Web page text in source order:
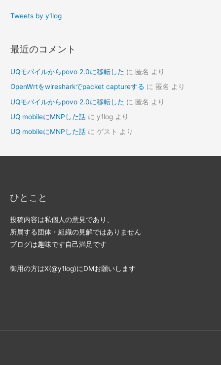
Tweets by y1log
最近のコメント
UQモバイルからpovo 2.0に移転した に 匿名 より
OpenWrtをwiresharkでpacket captureする に 匿名 より
UQモバイルからpovo 2.0に移転した に 匿名 より
UQ mobileにMNPした話 にy1log より
UQ mobileにMNPした話 にゲスト より
ひとこと
投稿内容は私個人の意見であり、
所属する団体・組織の見解ではありません
ブログは趣味です自己満足です
御用の方はX(@y1log)にDMお願いします